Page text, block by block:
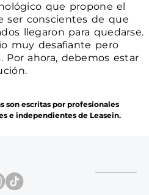
que propone el
ser conscientes de que
llegaron para quedarse.
muy desafiante pero
Por ahora, debemos estar
son escritas por profesionales
e independientes de Leasein.